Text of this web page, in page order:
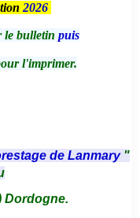
2026
le bulletin puis
l'imprimer.
de Lanmary "
Dordogne.